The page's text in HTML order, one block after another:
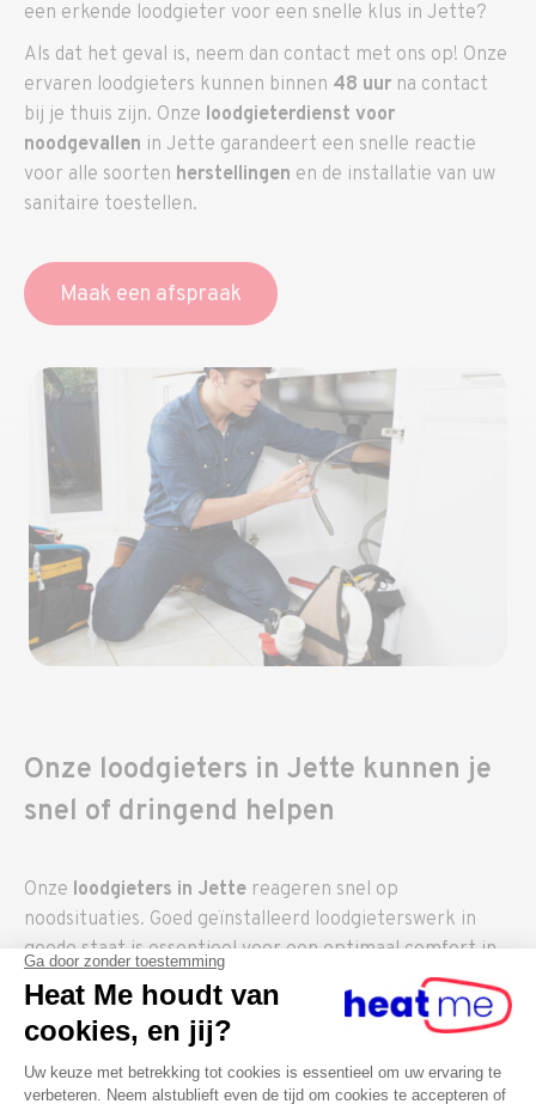
een erkende loodgieter voor een snelle klus in Jette?
Als dat het geval is, neem dan contact met ons op! Onze
ervaren loodgieters kunnen binnen 48 uur na contact
bij je thuis zijn. Onze loodgieterdienst voor
noodgevallen in Jette garandeert een snelle reactie
voor alle soorten herstellingen en de installatie van uw
sanitaire toestellen.
Maak een afspraak
Onze loodgieters in Jette kunnen je
snel of dringend helpen
Onze loodgieters in Jette reageren snel op
noodsituaties. Goed geïnstalleerd loodgieterswerk in
goede staat is essentieel voor een optimaal comfort in
huis. Het is dus cruciaal om je
loodgieterssysteemregelmatig te onderhouden
(loodgietersreparaties, afvoerreparaties,
verwarmingsproblemen, enz.)